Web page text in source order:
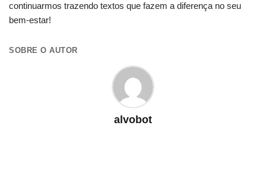
continuarmos trazendo textos que fazem a diferença no seu
bem-estar!
SOBRE O AUTOR
alvobot